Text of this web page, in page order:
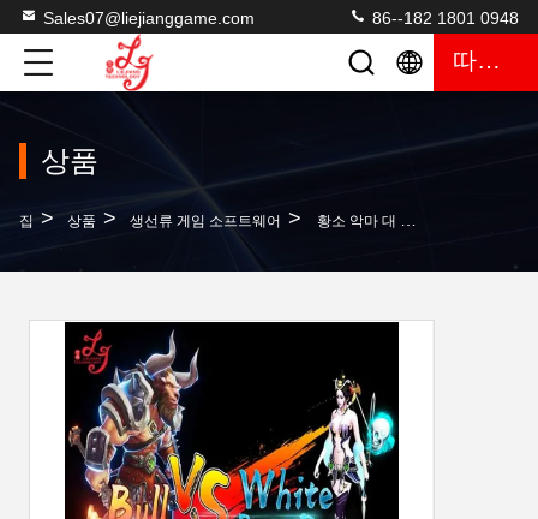
Sales07@liejianggame.com 86--182 1801 0948
따옴표
상품
집 > 상품 > 생선류 게임 소프트웨어 > 황소 악마 대 흰 물고기 사냥꾼 아케이드 숙련 된 카지노 슬롯 도박 아케이드 물고기 사냥꾼 도박 게임 기계